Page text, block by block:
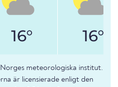
16° 16°
meteorologiska institut.
är licensierade enligt den